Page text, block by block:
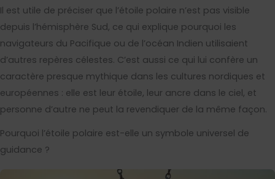
Il est utile de préciser que l’étoile polaire n’est pas visible
depuis l’hémisphère Sud, ce qui explique pourquoi les
navigateurs du Pacifique ou de l’océan Indien utilisaient
d’autres repères célestes. C’est aussi ce qui lui confère un
caractère presque mythique dans les cultures nordiques et
européennes : elle est leur étoile, leur ancre dans le ciel, et
personne d’autre ne peut la revendiquer de la même façon.
Pourquoi l’étoile polaire est-elle un symbole universel de
guidance ?